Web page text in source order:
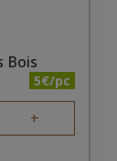
Bois
5€/pc
+